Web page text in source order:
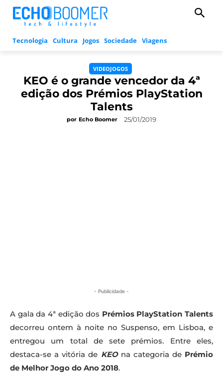
Tecnologia Cultura Jogos Sociedade Viagens
VIDEOJOGOS
KEO é o grande vencedor da 4ª
edição dos Prémios PlayStation
Talents
por Echo Boomer 25/01/2019
- Publicidade -
A gala da 4ª edição dos Prémios PlayStation Talents
decorreu ontem à noite no Suspenso, em Lisboa, e
entregou um total de sete prémios. Entre eles,
destaca-se a vitória de KEO na categoria de Prémio
de Melhor Jogo do Ano 2018.